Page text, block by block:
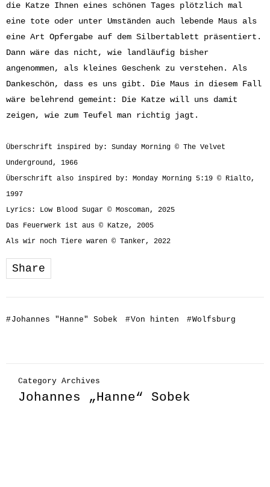
die Katze Ihnen eines schönen Tages plötzlich mal
eine tote oder unter Umständen auch lebende Maus als
eine Art Opfergabe auf dem Silbertablett präsentiert.
Dann wäre das nicht, wie landläufig bisher
angenommen, als kleines Geschenk zu verstehen. Als
Dankeschön, dass es uns gibt. Die Maus in diesem Fall
wäre belehrend gemeint: Die Katze will uns damit
zeigen, wie zum Teufel man richtig jagt.
Überschrift inspired by: Sunday Morning © The Velvet
Underground, 1966
Überschrift also inspired by: Monday Morning 5:19 © Rialto,
1997
Lyrics: Low Blood Sugar © Moscoman, 2025
Das Feuerwerk ist aus © Katze, 2005
Als wir noch Tiere waren © Tanker, 2022
Share
#Johannes "Hanne" Sobek #Von hinten #Wolfsburg
Category Archives
Johannes „Hanne“ Sobek